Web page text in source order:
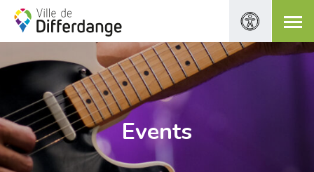
Events